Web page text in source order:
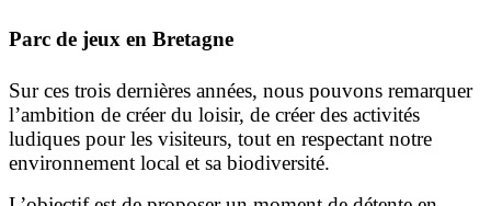
Parc de jeux en Bretagne
Sur ces trois dernières années, nous pouvons remarquer
l’ambition de créer du loisir, de créer des activités
ludiques pour les visiteurs, tout en respectant notre
environnement local et sa biodiversité.